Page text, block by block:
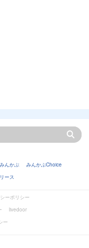
みんかぶ
みんかぶChoice
ース
ーポリシー
livedoor
ー